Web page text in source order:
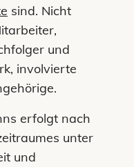
sind. Nicht
und
involvierte
erfolgt nach
unter
und